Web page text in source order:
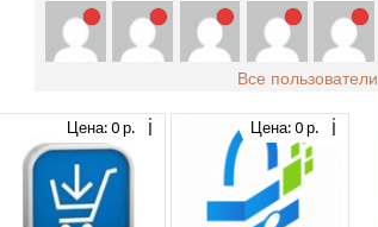
Все пользователи
Цена: 0 р. Цена: 0 р.